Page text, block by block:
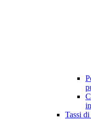
Tassi di